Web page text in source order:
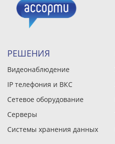
РЕШЕНИЯ
Видеонаблюдение
IP телефония и ВКС
Сетевое оборудование
Серверы
Системы хранения данных